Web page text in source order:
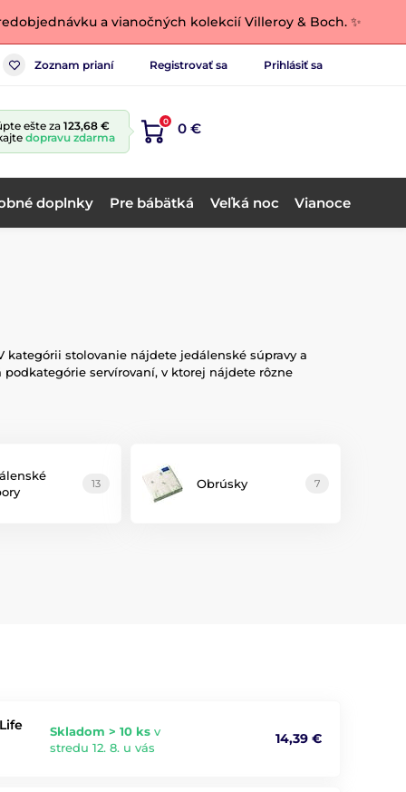
a vianočných kolekcií Villeroy & Boch. ✨
Zoznam prianí Registrovať sa Prihlásiť sa
ešte za 123,68 €
dopravu zdarma
0 0 €
doplnky Pre bábätká Veľká noc Vianoce
stolovanie nájdete jedálenské súpravy a
servírovaní, v ktorej nájdete rôzne
13 Obrúsky 7
Skladom > 10 ks v
stredu 12. 8. u vás
14,39 €